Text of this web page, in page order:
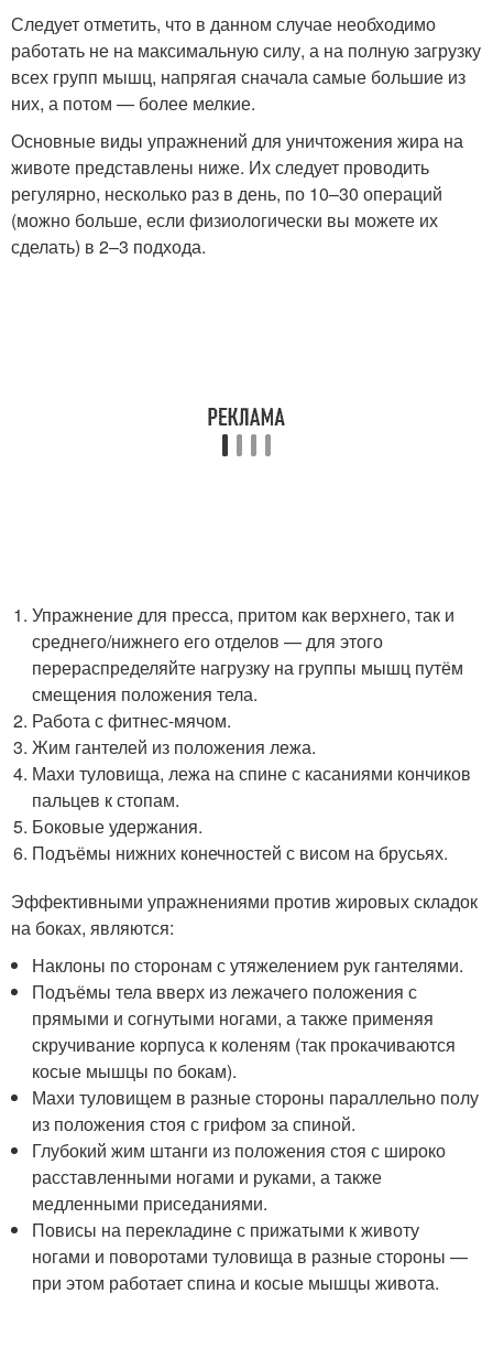
Следует отметить, что в данном случае необходимо
работать не на максимальную силу, а на полную загрузку
всех групп мышц, напрягая сначала самые большие из
них, а потом — более мелкие.
Основные виды упражнений для уничтожения жира на
животе представлены ниже. Их следует проводить
регулярно, несколько раз в день, по 10–30 операций
(можно больше, если физиологически вы можете их
сделать) в 2–3 подхода.
Упражнение для пресса, притом как верхнего, так и
среднего/нижнего его отделов — для этого
перераспределяйте нагрузку на группы мышц путём
смещения положения тела.
Работа с фитнес-мячом.
Жим гантелей из положения лежа.
Махи туловища, лежа на спине с касаниями кончиков
пальцев к стопам.
Боковые удержания.
Подъёмы нижних конечностей с висом на брусьях.
Эффективными упражнениями против жировых складок
на боках, являются:
Наклоны по сторонам с утяжелением рук гантелями.
Подъёмы тела вверх из лежачего положения с
прямыми и согнутыми ногами, а также применяя
скручивание корпуса к коленям (так прокачиваются
косые мышцы по бокам).
Махи туловищем в разные стороны параллельно полу
из положения стоя с грифом за спиной.
Глубокий жим штанги из положения стоя с широко
расставленными ногами и руками, а также
медленными приседаниями.
Повисы на перекладине с прижатыми к животу
ногами и поворотами туловища в разные стороны —
при этом работает спина и косые мышцы живота.